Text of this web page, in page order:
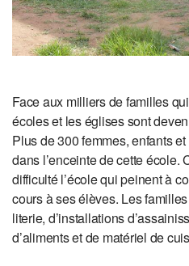
Face aux milliers de familles
écoles et les églises sont
Plus de 300 femmes, enfants
dans l’enceinte de cette école.
difficulté l’école qui peinent à
cours à ses élèves. Les
literie, d’installations
d’aliments et de matériel de